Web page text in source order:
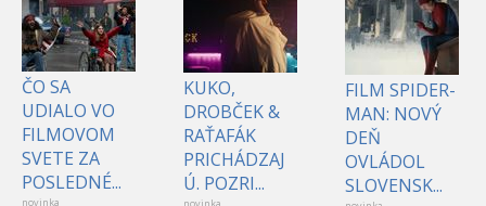
ČO SA
UDIALO VO
FILMOVOM
SVETE ZA
POSLEDNÉ...
novinka
KUKO,
DROBČEK &
RAŤAFÁK
PRICHÁDZAJ
Ú. POZRI...
FILM SPIDER-
MAN: NOVÝ
DEŇ
OVLÁDOL
SLOVENSK...